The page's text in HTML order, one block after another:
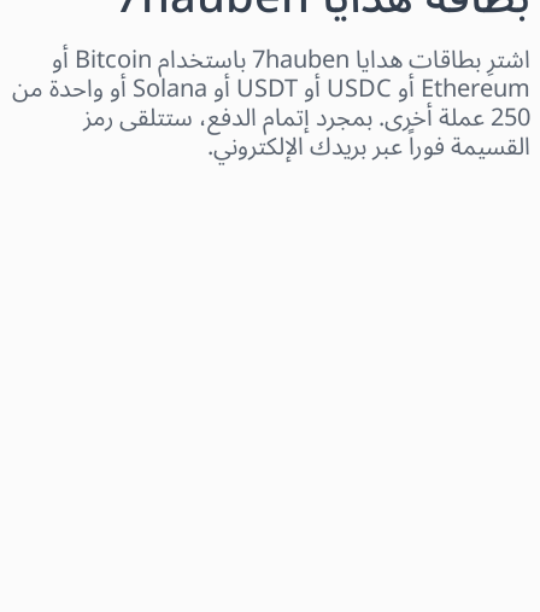
اشترِ بطاقات هدايا 7hauben باستخدام Bitcoin أو
Ethereum أو USDC أو USDT أو Solana أو واحدة من
250 عملة أخرى. بمجرد إتمام الدفع، ستتلقى رمز
القسيمة فوراً عبر بريدك الإلكتروني.